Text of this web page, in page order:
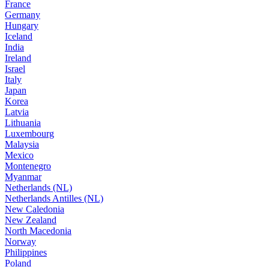
France
Germany
Hungary
Iceland
India
Ireland
Israel
Italy
Japan
Korea
Latvia
Lithuania
Luxembourg
Malaysia
Mexico
Montenegro
Myanmar
Netherlands (NL)
Netherlands Antilles (NL)
New Caledonia
New Zealand
North Macedonia
Norway
Philippines
Poland